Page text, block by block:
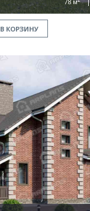
В КОРЗИНУ